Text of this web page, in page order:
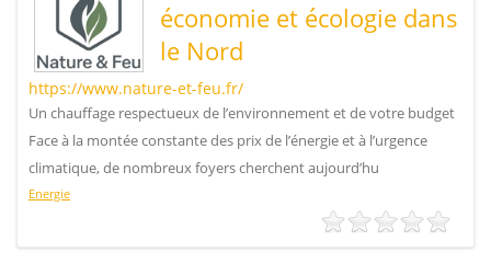
économie et écologie dans
le Nord
https://www.nature-et-feu.fr/
Un chauffage respectueux de l’environnement et de votre budget
Face à la montée constante des prix de l’énergie et à l’urgence
climatique, de nombreux foyers cherchent aujourd’hu
Energie